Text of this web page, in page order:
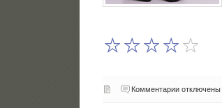
Комментарии отключены